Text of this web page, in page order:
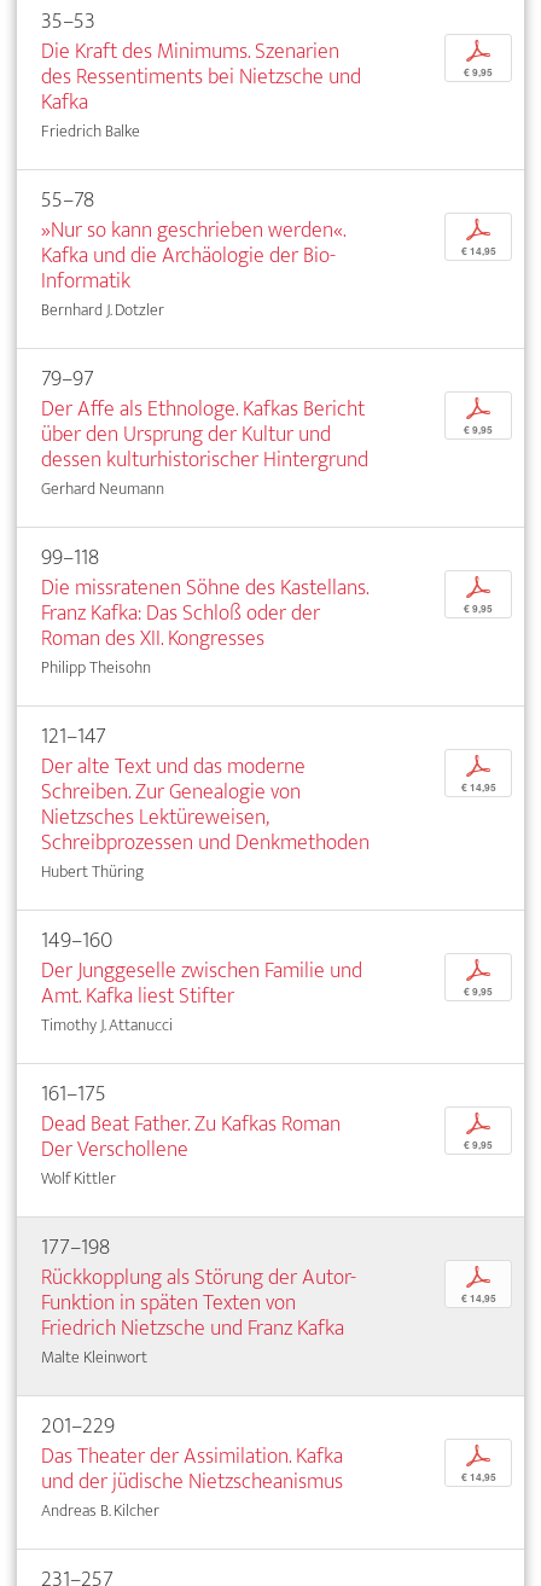
35–53
Die Kraft des Minimums. Szenarien
des Ressentiments bei Nietzsche und
Kafka
Friedrich Balke
p
€ 9,95
55–78
»Nur so kann geschrieben werden«.
Kafka und die Archäologie der Bio-
Informatik
Bernhard J. Dotzler
p
€ 14,95
79–97
Der Affe als Ethnologe. Kafkas Bericht
über den Ursprung der Kultur und
dessen kulturhistorischer Hintergrund
Gerhard Neumann
p
€ 9,95
99–118
Die missratenen Söhne des Kastellans.
Franz Kafka: Das Schloß oder der
Roman des XII. Kongresses
Philipp Theisohn
p
€ 9,95
121–147
Der alte Text und das moderne
Schreiben. Zur Genealogie von
Nietzsches Lektüreweisen,
Schreibprozessen und Denkmethoden
Hubert Thüring
p
€ 14,95
149–160
Der Junggeselle zwischen Familie und
Amt. Kafka liest Stifter
Timothy J. Attanucci
p
€ 9,95
161–175
Dead Beat Father. Zu Kafkas Roman
Der Verschollene
Wolf Kittler
p
€ 9,95
177–198
Rückkopplung als Störung der Autor-
Funktion in späten Texten von
Friedrich Nietzsche und Franz Kafka
Malte Kleinwort
p
€ 14,95
201–229
Das Theater der Assimilation. Kafka
und der jüdische Nietzscheanismus
Andreas B. Kilcher
p
€ 14,95